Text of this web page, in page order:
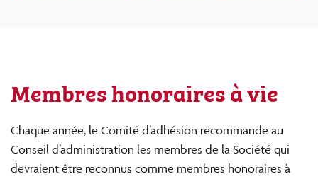
Membres honoraires à vie
Chaque année, le Comité d’adhésion recommande au
Conseil d’administration les membres de la Société qui
devraient être reconnus comme membres honoraires à